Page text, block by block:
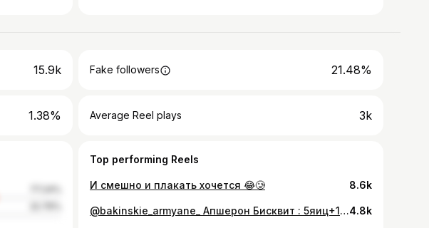
15.9k Fake followers 21.48%
1.38% Average Reel plays 3k
Top performing Reels
И смешно и плакать хочется 😂🥲 8.6k
@bakinskie_armyane_ Апшерон Бисквит : 5яиц+1,5 сахара+0,5 соды(погасить)+ванилин- перемешать ложкой , затем добавить туда же 1ст муки+2ст молотых орехов (перемешивать ложкой все) Крем : пачка масла + баночка вареной сгущенки ( взбить все и положить в холодильник на пару часиков) Затем коржи разрезать и смазать кремом каждый слой ) По желанию можете сделать пропитку. Сверху посыпать орешками молотыми ) ну или украсить как душе угодно ❤️ Орешки предварительно пожарить на сухой сковороде (слегка)4.8k